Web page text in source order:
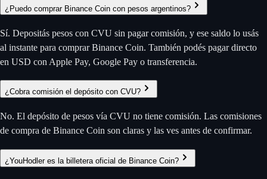
¿Puedo comprar Binance Coin con pesos argentinos?
Sí. Depositás pesos con CVU sin pagar comisión, y ese saldo lo usás
al instante para comprar Binance Coin. También podés pagar directo
en USD con Apple Pay, Google Pay o transferencia.
¿Cobra comisión el depósito con CVU?
No. El depósito de pesos vía CVU no tiene comisión. Las comisiones
de compra de Binance Coin son claras y las ves antes de confirmar.
¿YouHodler es la billetera oficial de Binance Coin?